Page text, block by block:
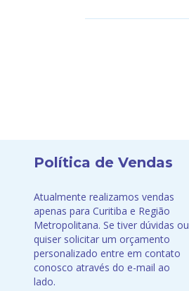
Política de Vendas
Atualmente realizamos vendas
apenas para Curitiba e Região
Metropolitana. Se tiver dúvidas ou
quiser solicitar um orçamento
personalizado entre em contato
conosco através do e-mail ao
lado.